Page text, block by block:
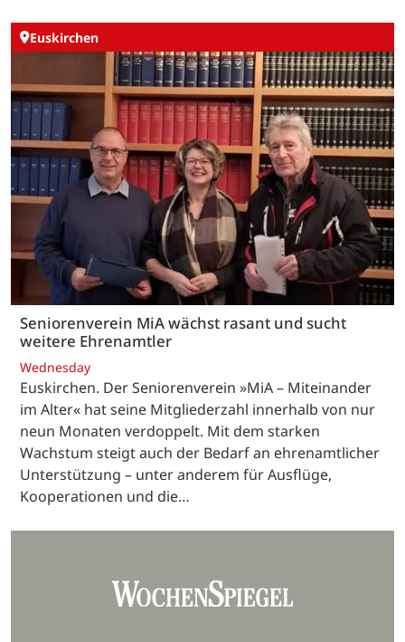
Euskirchen
Seniorenverein MiA wächst rasant und sucht
weitere Ehrenamtler
Wednesday
Euskirchen. Der Seniorenverein »MiA – Miteinander
im Alter« hat seine Mitgliederzahl innerhalb von nur
neun Monaten verdoppelt. Mit dem starken
Wachstum steigt auch der Bedarf an ehrenamtlicher
Unterstützung – unter anderem für Ausflüge,
Kooperationen und die…